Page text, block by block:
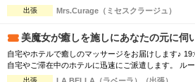
程の癒しと心のこもった おもてなしをお届けしま
■□■□■□■□■□■□ お客様の日々のお疲れやストレスを
出張 Mrs.Curage（ミセスクラージュ）
美魔女が癒しを施しにあなたの元に伺
自宅やホテルで癒しのマッサージをお届けします♪ 19:00以降は出張も承ります ご
自宅やご滞在中のホテルに迅速にご派遣します。 ル
美魔女による、癒しのマッサージをご堪能ください 出張アロマトリートメントコ
出張